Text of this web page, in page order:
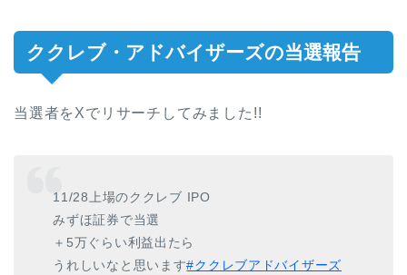
ククレブ・アドバイザーズの当選報告
当選者をXでリサーチしてみました!!
11/28上場のククレブ IPO
みずほ証券で当選
＋5万ぐらい利益出たら
うれしいなと思います#ククレブアドバイザーズ